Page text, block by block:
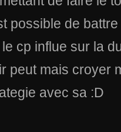
possible de battre
cp influe sur la
peut mais croyer
avec sa :D